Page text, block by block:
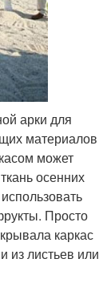
арки для
материалов
может
осенних
Просто
каркас
из листьев или